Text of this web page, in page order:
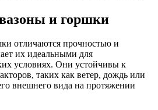
и горшки
отличаются прочностью и
их идеальными для
условиях. Они устойчивы к
таких как ветер, дождь или
внешнего вида на протяжении